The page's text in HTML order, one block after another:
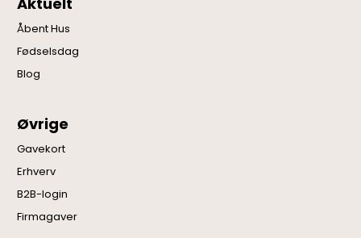
Åbent Hus
Fødselsdag
Blog
Øvrige
Gavekort
Erhverv
B2B-login
Firmagaver